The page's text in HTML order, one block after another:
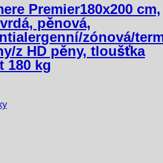
Premier180x200 cm,
pěnová,
zónová/
z HD pěny, tloušťka
180 kg